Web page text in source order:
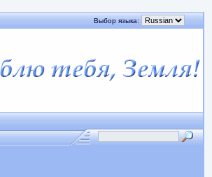
Выбор языка: